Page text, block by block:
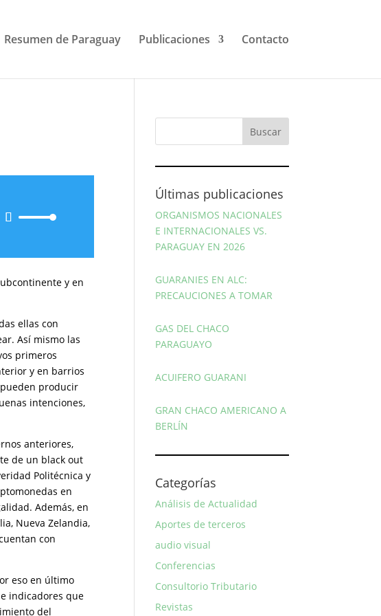
Resumen de Paraguay Publicaciones Contacto
Utiliza
flecha
aumentar
o
disminuir
el
volumen.
y en
ellas con
Así mismo las
primeros
y en barrios
producir
intenciones,
anteriores,
de un black out
Politécnica y
en
Además, en
Nueva Zelandia,
con
eso en último
indicadores que
del
Últimas publicaciones
ORGANISMOS NACIONALES
E INTERNACIONALES VS.
PARAGUAY EN 2026
GUARANIES EN ALC:
PRECAUCIONES A TOMAR
GAS DEL CHACO
PARAGUAYO
ACUIFERO GUARANI
GRAN CHACO AMERICANO A
BERLÍN
Categorías
Análisis de Actualidad
Aportes de terceros
audio visual
Conferencias
Consultorio Tributario
Revistas